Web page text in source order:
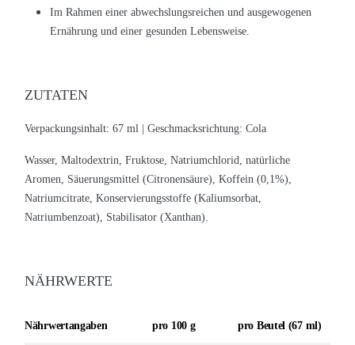
Im Rahmen einer abwechslungsreichen und ausgewogenen
Ernährung und einer gesunden Lebensweise.
ZUTATEN
Verpackungsinhalt: 67 ml | Geschmacksrichtung: Cola
Wasser, Maltodextrin, Fruktose, Natriumchlorid, natürliche
Aromen, Säuerungsmittel (Citronensäure), Koffein (0,1%),
Natriumcitrate, Konservierungsstoffe (Kaliumsorbat,
Natriumbenzoat), Stabilisator (Xanthan).
NÄHRWERTE
Nährwertangaben pro 100 g pro Beutel (67 ml)